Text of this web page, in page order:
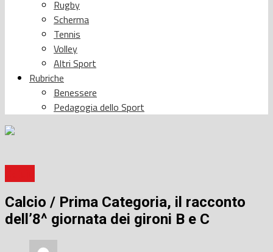
Rugby
Scherma
Tennis
Volley
Altri Sport
Rubriche
Benessere
Pedagogia dello Sport
Calcio / Prima Categoria, il racconto
dell’8^ giornata dei gironi B e C